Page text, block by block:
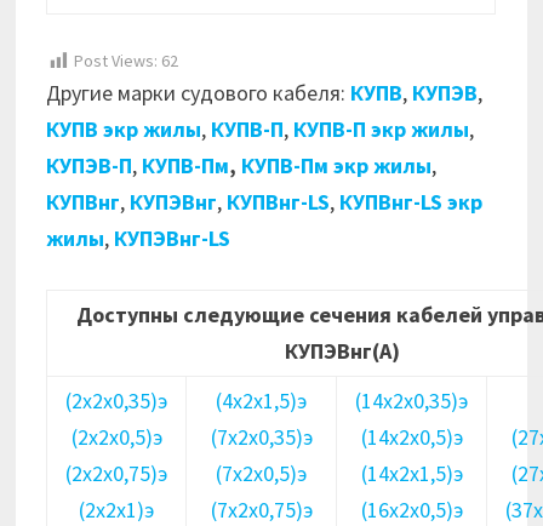
Post Views: 62
Другие марки судового кабеля: КУПВ, КУПЭВ,
КУПВ экр жилы, КУПВ-П, КУПВ-П экр жилы,
КУПЭВ-П, КУПВ-Пм, КУПВ-Пм экр жилы,
КУПВнг, КУПЭВнг, КУПВнг-LS, КУПВнг-LS экр
жилы, КУПЭВнг-LS
Доступны следующие сечения кабелей
КУПЭВнг(А)
(2х2х0,35)э
(2х2х0,5)э
(2х2х0,75)э
(2х2х1)э
(4х2х1,5)э
(7х2х0,35)э
(7х2х0,5)э
(7х2х0,75)э
(14х2х0,35)э
(14х2х0,5)э
(14х2х1,5)э
(16х2х0,5)э